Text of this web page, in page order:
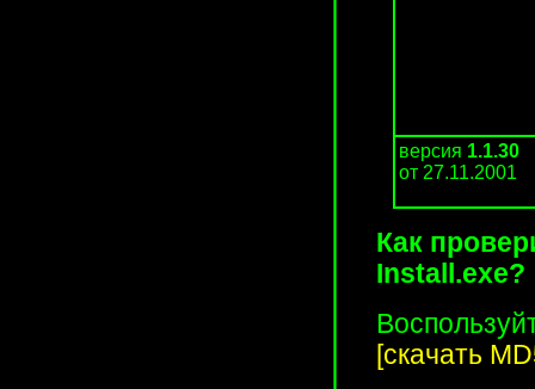
версия 1.1.30
от 27.11.2001
Как
Install.exe?
[скачать